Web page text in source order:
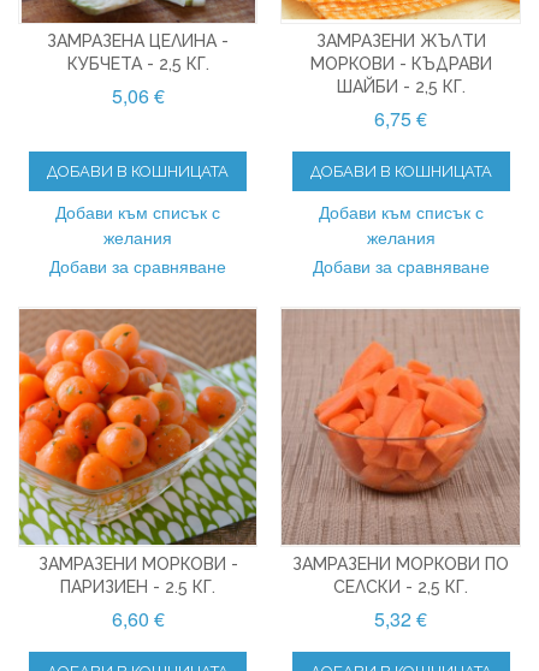
ЗАМРАЗЕНА ЦЕЛИНА -
КУБЧЕТА - 2,5 КГ.
5,06 €
ДОБАВИ В КОШНИЦАТА
Добави към списък с
желания
Добави за сравняване
ЗАМРАЗЕНИ ЖЪЛТИ
МОРКОВИ - КЪДРАВИ
ШАЙБИ - 2,5 КГ.
6,75 €
ДОБАВИ В КОШНИЦАТА
Добави към списък с
желания
Добави за сравняване
ЗАМРАЗЕНИ МОРКОВИ -
ПАРИЗИЕН - 2.5 КГ.
6,60 €
ЗАМРАЗЕНИ МОРКОВИ ПО
СЕЛСКИ - 2,5 КГ.
5,32 €